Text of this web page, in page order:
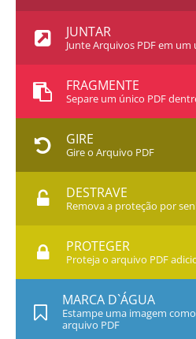
JUNTAR
Junte Arquivos PDF em
FRAGMENTE
Separe um único PDF
GIRE
Gire o Arquivo PDF
DESTRAVE
Remova a proteção por
PROTEGER
Proteja o arquivo PDF
MARCA D`ÁGUA
Estampe uma imagem
arquivo PDF